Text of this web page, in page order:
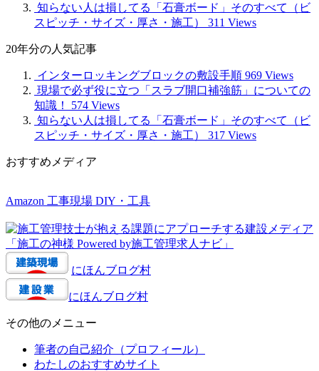
知らない人は損してる「石膏ボード」そのすべて（ビ
スピッチ・サイズ・厚さ・施工）
311 Views
20年分の人気記事
インターロッキングブロックの敷設手順 969 Views
現場で必ず役に立つ「スラブ開口補強筋」についての
知識！
574 Views
知らない人は損してる「石膏ボード」そのすべて（ビ
スピッチ・サイズ・厚さ・施工）
317 Views
おすすめメディア
Amazon 工事現場 DIY・工具
にほんブログ村
にほんブログ村
その他のメニュー
筆者の自己紹介（プロフィール）
わたしのおすすめサイト